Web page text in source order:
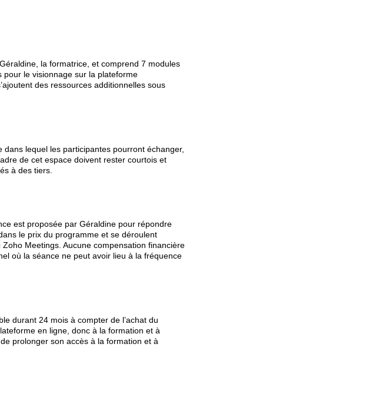
la formatrice, et comprend 7 modules
le visionnage sur la plateforme
des ressources additionnelles sous
lequel les participantes pourront échanger,
de cet espace doivent rester courtois et
à des tiers.
est proposée par Géraldine pour répondre
le prix du programme et se déroulent
Meetings. Aucune compensation financière
où la séance ne peut avoir lieu à la fréquence
durant 24 mois à compter de l’achat du
en ligne, donc à la formation et à
prolonger son accès à la formation et à